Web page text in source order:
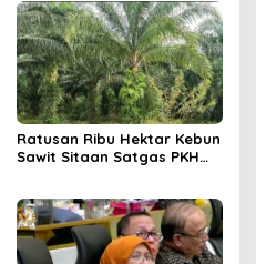
Ratusan Ribu Hektar Kebun
Sawit Sitaan Satgas PKH